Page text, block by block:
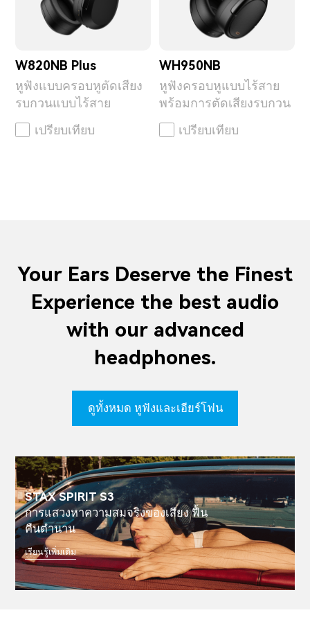
W820NB Plus
หูฟังแบบครอบหูตัดเสียง
รบกวนแบบไร้สาย
เปรียบเทียบ
WH950NB
หูฟังครอบหูแบบไร้สาย
พร้อมการตัดเสียงรบกวน
เปรียบเทียบ
Your Ears Deserve the Finest
Experience the best audio
with our advanced
headphones.
ดูทั้งหมด หูฟังและเอียร์โฟน
STAX SPIRIT S3
การแสวงหาความสมจริงของเสียง ฟื้น
คืนตำนาน
เรียนรู้เพิ่มเติม